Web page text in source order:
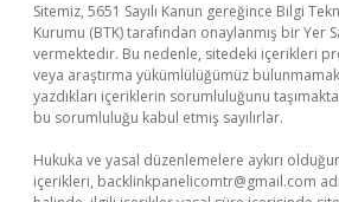
Sitemiz, 5651 Sayılı Kanun gereğince Bilgi
Kurumu (BTK) tarafından onaylanmış bir Yer
vermektedir. Bu nedenle, sitedeki içerikleri
veya araştırma yükümlülüğümüz
yazdıkları içeriklerin sorumluluğunu
bu sorumluluğu kabul etmiş sayılırlar.
Hukuka ve yasal düzenlemelere aykırı
içerikleri, backlinkpanelicomtr@gmail.com